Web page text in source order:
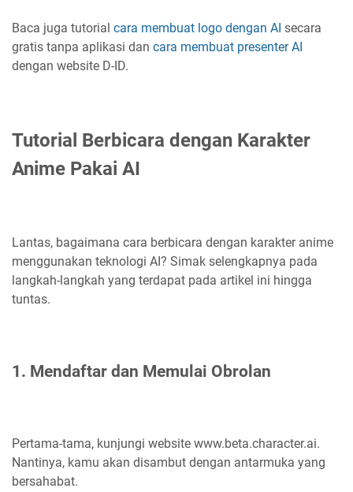
Baca juga tutorial cara membuat logo dengan AI secara
gratis tanpa aplikasi dan cara membuat presenter AI
dengan website D-ID.
Tutorial Berbicara dengan Karakter
Anime Pakai AI
Lantas, bagaimana cara berbicara dengan karakter anime
menggunakan teknologi AI? Simak selengkapnya pada
langkah-langkah yang terdapat pada artikel ini hingga
tuntas.
1. Mendaftar dan Memulai Obrolan
Pertama-tama, kunjungi website www.beta.character.ai.
Nantinya, kamu akan disambut dengan antarmuka yang
bersahabat.